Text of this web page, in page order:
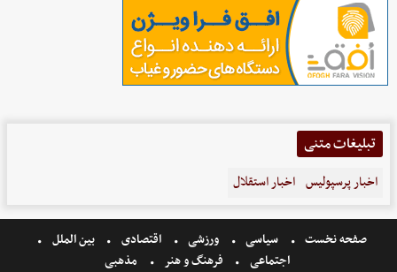
تبلیغات متنی
اخبار پرسپولیس اخبار استقلال
صفحه نخست سیاسی ورزشی اقتصادی
بین الملل
اجتماعی
فرهنگ و هنر مذهبی